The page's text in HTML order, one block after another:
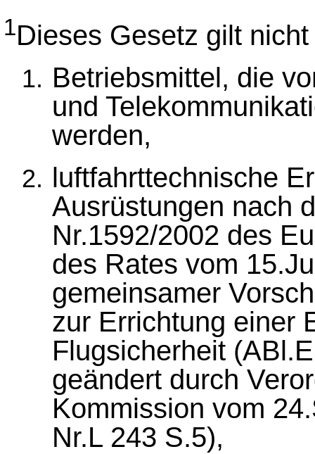
1Dieses Gesetz gilt
Betriebsmittel, die
und
werden,
luftfahrttechnische
Ausrüstungen nach
Nr.1592/2002 des
des Rates vom
gemeinsamer
zur Errichtung einer
Flugsicherheit
geändert durch
Kommission vom
Nr.L 243 S.5),